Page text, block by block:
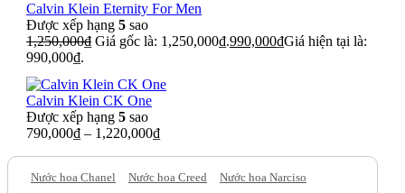
Calvin Klein Eternity For Men
Được xếp hạng 5 sao
1,250,000₫ Giá gốc là: 1,250,000₫.990,000₫Giá hiện tại là:
990,000₫.
Calvin Klein CK One
Được xếp hạng 5 sao
790,000₫ – 1,220,000₫
Nước hoa Chanel Nước hoa Creed
Nước hoa Narciso